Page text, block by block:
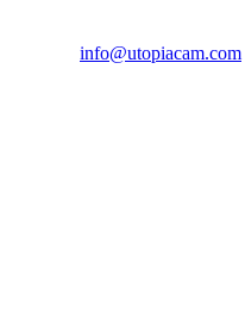
info@utopiacam.com